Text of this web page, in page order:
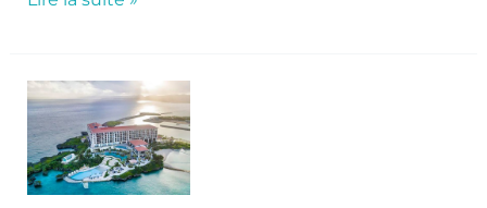
OMNISENS
sélectionnée
par
le
Spa